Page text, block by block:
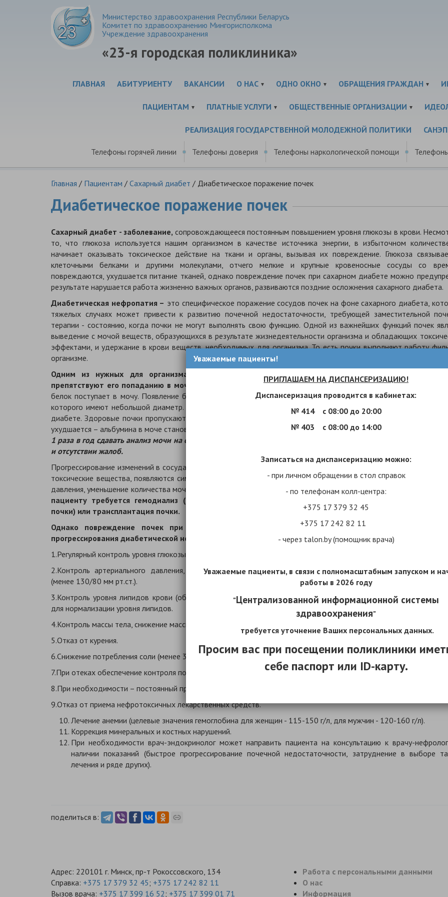
Министерство здравоохранения Республики Беларусь
Комитет по здравоохранению Мингорисполкома
Учреждение здравоохранения
«23-я городская поликлиника»
ГЛАВНАЯ АБИТУРИЕНТУ ВАКАНСИИ О НАС ОДНО ОКНО ОБРАЩЕНИЯ ГРАЖДАН
ПАЦИЕНТАМ ПЛАТНЫЕ УСЛУГИ ОБЩЕСТВЕННЫЕ ОРГАНИЗАЦИИ
РЕАЛИЗАЦИЯ ГОСУДАРСТВЕННОЙ МОЛОДЕЖНОЙ ПОЛИТИКИ
Телефоны горячей линии Телефоны доверия Телефоны наркологической помощи
Главная / Пациентам / Сахарный диабет / Диабетическое поражение почек
Диабетическое поражение почек
Сахарный диабет - заболевание, сопровождающееся постоянным повышением уровня глюкозы в крови.
то, что глюкоза используется нашим организмом в качестве источника энергии, в избыточном
начинает оказывать токсическое действие на ткани и органы, вызывая их повреждение. Глюкоза
клеточными белками и другими молекулами, отчего мелкие и крупные кровеносные сосуды со
повреждаются, ухудшается питание тканей, однако повреждение почек при сахарном диабете можно
результате нарушается работа жизненно важных органов, развиваются поздние осложнения сахарного диабета.
Диабетическая нефропатия – это специфическое поражение сосудов почек на фоне сахарного диабета,
тяжелых случаях может привести к развитию почечной недостаточности, требующей заместительной
терапии - состоянию, когда почки не могут выполнять свою функцию. Одной из важнейших функций почек
выведение с мочой веществ, образующихся в результате жизнедеятельности организма и обладающих
эффектами, и удержание в крови веществ, необходимых для организма. То есть почки выполняют работу
организме.
Одним из нужных для организма веществ является белок,
который в норме почки
препятствуют его попаданию в мочу.
Однако при сахарном диабете вследствие повреждения сосудистой
белок поступает в мочу. Появление белка в моче – важный симптом нефропатии. Альбумин – это белок,
которого имеют небольшой диаметр. Альбумин является самым ранним признаком проблем с почками при
диабете. Здоровые почки пропускают в мочу очень небольшое его количество. Как только их работа хоть
ухудшается – альбумина в моче становится больше.
Поэтому пациентам с сахарным диабетом обязательно не
1 раза в год сдавать анализ мочи на определение в ней белка (микроальбумина) даже при хорошем
и отсутствии жалоб.
Прогрессирование изменений в сосудах почек приводит к тому, что почки перестают выводить воду и другие,
токсические вещества, появляются симптомы тяжелого нарушения функции почек – отеки, повышение
давления, уменьшение количества мочи, одышка.
При развитии терминальной стадии почечной
пациенту требуется гемодиализ (процедура очищения крови с использованием аппарата
почки) или трансплантация почки.
Однако повреждение почек при сахарном диабете можно предупредить. Профилактика
прогрессирования диабетической нефропатии включает:
1.Регулярный контроль уровня глюкозы в крови и поддержание ее уровня в целевом для данного пациента
2.Контроль артериального давления, достижение и поддержание целевых показателей артериального
(менее 130/80 мм рт.ст.).
3.Контроль уровня липидов крови (общего холестерина и его фракций), при необходимости назначение
для нормализации уровня липидов.
4.Контроль массы тела, снижение массы тела при ее избыточности или ожирении (на 5-10% в течение 3-6
5.Отказ от курения.
6.Снижение потребления соли (менее 3г в сутки).
7.При отеках обеспечение контроля потребляемой жидкости.
8.При необходимости – постоянный прием нефропротективных и мочегонных препаратов.
9.Отказ от приема нефротоксичных лекарственных средств.
Лечение анемии (целевые значения гемоглобина для женщин - 115-150 г/л, для мужчин - 120-160 г/л).
Коррекция минеральных и костных нарушений.
При необходимости врач-эндокринолог может направить пациента на консультацию к врачу-
наличии показаний (быстрое прогрессирование почечной недостаточности, затруднение в выборе
лечения и ряде других).
поделиться в:
Адрес: 220101 г. Минск, пр-т Рокоссовского, 134
Справка: +375 17 379 32 45; +375 17 242 82 11
Вызов врача: +375 17 399 16 52; +375 17 399 01 71
Работа с персональными данными
О нас
Информация
Уважаемые пациенты!
ПРИГЛАШАЕМ НА ДИСПАНСЕРИЗАЦИЮ!
Диспансеризация проводится в кабинетах:
№ 414 с 08:00 до 20:00
№ 403 с 08:00 до 14:00
Записаться на диспансеризацию можно:
- при личном обращении в стол справок
- по телефонам колл-центра:
+375 17 379 32 45
+375 17 242 82 11
- через talon.by (помощник врача)
Уважаемые пациенты, в связи с полномасштабным запуском и
работы в 2026 году
"Централизованной информационной системы
здравоохранения"
требуется уточнение Ваших персональных данных.
Просим вас при посещении поликлиники
себе паспорт или ID-карту.